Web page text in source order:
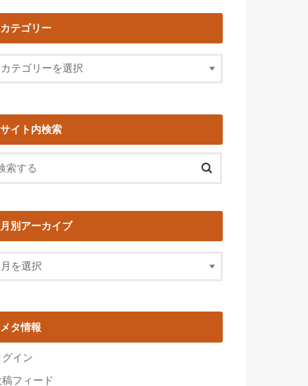
カテゴリー
サイト内検索
月別アーカイブ
メタ情報
グイン
稿フィード